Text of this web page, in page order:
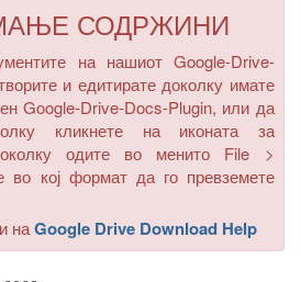
СОДРЖИНИ
на нашиот Google-Drive-
и едитирате доколку имате
Google-Drive-Docs-Plugin, или да
кликнете на иконата за
одите во менито File >
во кој формат да го превземете
наGoogle Drive Download Help